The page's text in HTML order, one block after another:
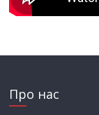
Про нас